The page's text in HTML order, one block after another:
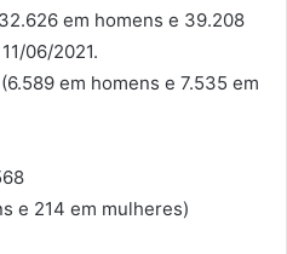
em homens e 39.208
06/2021.
em homens e 7.535 em
e 214 em mulheres)